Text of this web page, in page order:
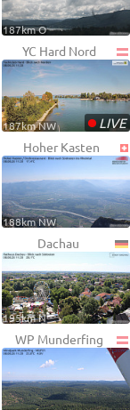
187km O
YC Hard Nord
•LIVE
187km NW
Hoher Kasten
188km NW
Dachau
195km N
WP Munderfing